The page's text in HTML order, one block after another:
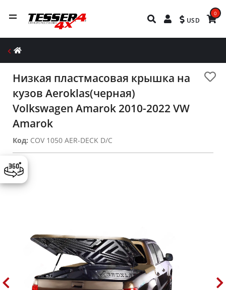
USD
0
Низкая пластмасовая крышка на
кузов Aeroklas(черная)
Volkswagen Amarok 2010-2022 VW
Amarok
Код: COV 1050 AER-DECK D/C